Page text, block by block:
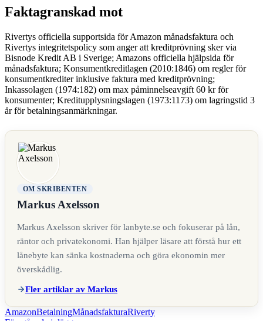
Faktagranskad mot
Rivertys officiella supportsida för Amazon månadsfaktura och
Rivertys integritetspolicy som anger att kreditprövning sker via
Bisnode Kredit AB i Sverige; Amazons officiella hjälpsida för
månadsfaktura; Konsumentkreditlagen (2010:1846) om regler för
konsumentkrediter inklusive faktura med kreditprövning;
Inkassolagen (1974:182) om max påminnelseavgift 60 kr för
konsumenter; Kreditupplysningslagen (1973:1173) om lagringstid 3
år för betalningsanmärkningar.
OM SKRIBENTEN
Markus Axelsson
Markus Axelsson skriver för lanbyte.se och fokuserar på lån,
räntor och privatekonomi. Han hjälper läsare att förstå hur ett
lånebyte kan sänka kostnaderna och göra ekonomin mer
överskådlig.
Fler artiklar av Markus
Etiketter
AmazonBetalningMånadsfakturaRiverty